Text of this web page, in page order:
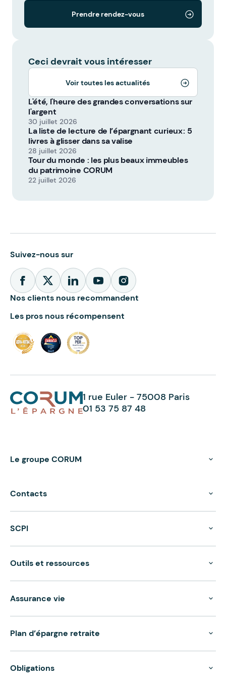
Prendre rendez-vous
Ceci devrait vous intéresser
Voir toutes les actualités
L'été, l'heure des grandes conversations sur
l'argent
30 juillet 2026
La liste de lecture de l’épargnant curieux : 5
livres à glisser dans sa valise
28 juillet 2026
Tour du monde : les plus beaux immeubles
du patrimoine CORUM
22 juillet 2026
Suivez-nous sur
Nos clients nous recommandent
Les pros nous récompensent
1 rue Euler - 75008 Paris
01 53 75 87 48
Le groupe CORUM
Contacts
SCPI
Outils et ressources
Assurance vie
Plan d’épargne retraite
Obligations